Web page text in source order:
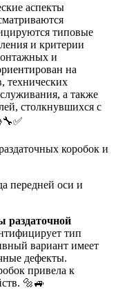
аспекты
типовые
и критерии
и
на
технических
а также
столкнувшихся с
коробок и
передней оси и
раздаточной
тип
вариант имеет
дефекты.
привела к
🔩🚙